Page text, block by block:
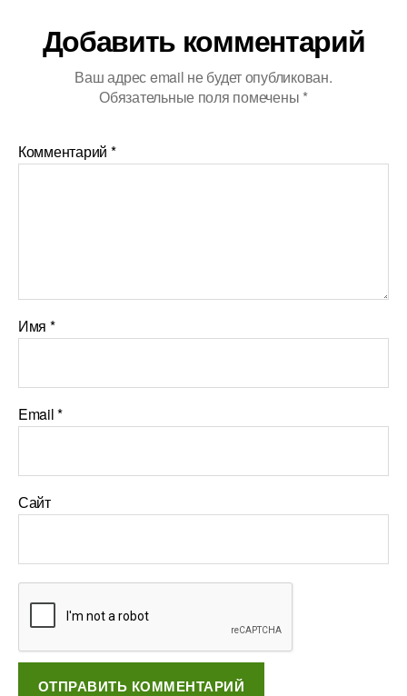
Добавить комментарий
Ваш адрес email не будет опубликован.
Обязательные поля помечены *
Комментарий *
Имя *
Email*
Сайт